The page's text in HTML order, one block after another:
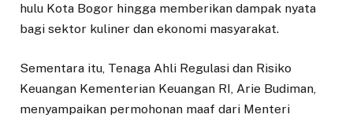
hulu Kota Bogor hingga memberikan dampak nyata
bagi sektor kuliner dan ekonomi masyarakat.
Sementara itu, Tenaga Ahli Regulasi dan Risiko
Keuangan Kementerian Keuangan RI, Arie Budiman,
menyampaikan permohonan maaf dari Menteri